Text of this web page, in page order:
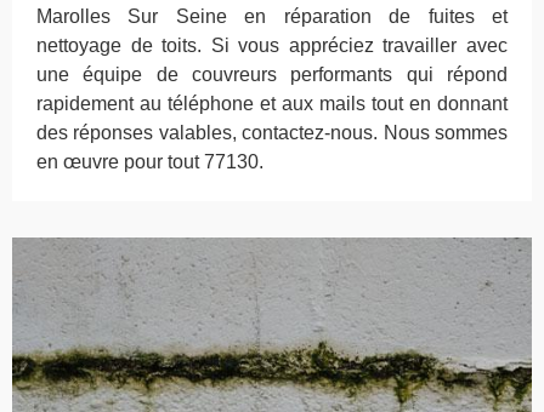
Marolles Sur Seine en réparation de fuites et
nettoyage de toits. Si vous appréciez travailler avec
une équipe de couvreurs performants qui répond
rapidement au téléphone et aux mails tout en donnant
des réponses valables, contactez-nous. Nous sommes
en œuvre pour tout 77130.